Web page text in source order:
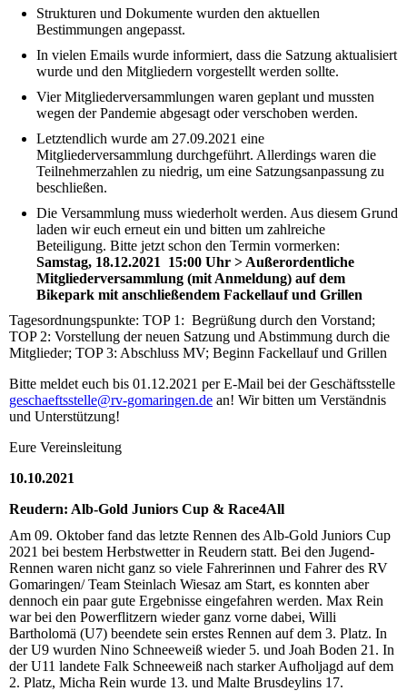
Strukturen und Dokumente wurden den aktuellen
Bestimmungen angepasst.
In vielen Emails wurde informiert, dass die Satzung aktualisiert
wurde und den Mitgliedern vorgestellt werden sollte.
Vier Mitgliederversammlungen waren geplant und mussten
wegen der Pandemie abgesagt oder verschoben werden.
Letztendlich wurde am 27.09.2021 eine
Mitgliederversammlung durchgeführt. Allerdings waren die
Teilnehmerzahlen zu niedrig, um eine Satzungsanpassung zu
beschließen.
Die Versammlung muss wiederholt werden. Aus diesem Grund
laden wir euch erneut ein und bitten um zahlreiche
Beteiligung. Bitte jetzt schon den Termin vormerken:
Samstag, 18.12.2021 15:00 Uhr > Außerordentliche
Mitgliederversammlung (mit Anmeldung) auf dem
Bikepark mit anschließendem Fackellauf und Grillen
Tagesordnungspunkte: TOP 1: Begrüßung durch den Vorstand;
TOP 2: Vorstellung der neuen Satzung und Abstimmung durch die
Mitglieder; TOP 3: Abschluss MV; Beginn Fackellauf und Grillen
Bitte meldet euch bis 01.12.2021 per E-Mail bei der Geschäftsstelle
geschaeftsstelle@rv-gomaringen.de an! Wir bitten um Verständnis
und Unterstützung!
Eure Vereinsleitung
10.10.2021
Reudern: Alb-Gold Juniors Cup & Race4All
Am 09. Oktober fand das letzte Rennen des Alb-Gold Juniors Cup
2021 bei bestem Herbstwetter in Reudern statt. Bei den Jugend-
Rennen waren nicht ganz so viele Fahrerinnen und Fahrer des RV
Gomaringen/ Team Steinlach Wiesaz am Start, es konnten aber
dennoch ein paar gute Ergebnisse eingefahren werden. Max Rein
war bei den Powerflitzern wieder ganz vorne dabei, Willi
Bartholomä (U7) beendete sein erstes Rennen auf dem 3. Platz. In
der U9 wurden Nino Schneeweiß wieder 5. und Joah Boden 21. In
der U11 landete Falk Schneeweiß nach starker Aufholjagd auf dem
2. Platz, Micha Rein wurde 13. und Malte Brusdeylins 17.